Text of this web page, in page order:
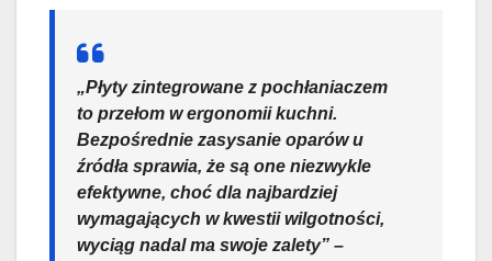
„Płyty zintegrowane z pochłaniaczem
to przełom w ergonomii kuchni.
Bezpośrednie zasysanie oparów u
źródła sprawia, że są one niezwykle
efektywne, choć dla najbardziej
wymagających w kwestii wilgotności,
wyciąg nadal ma swoje zalety” –